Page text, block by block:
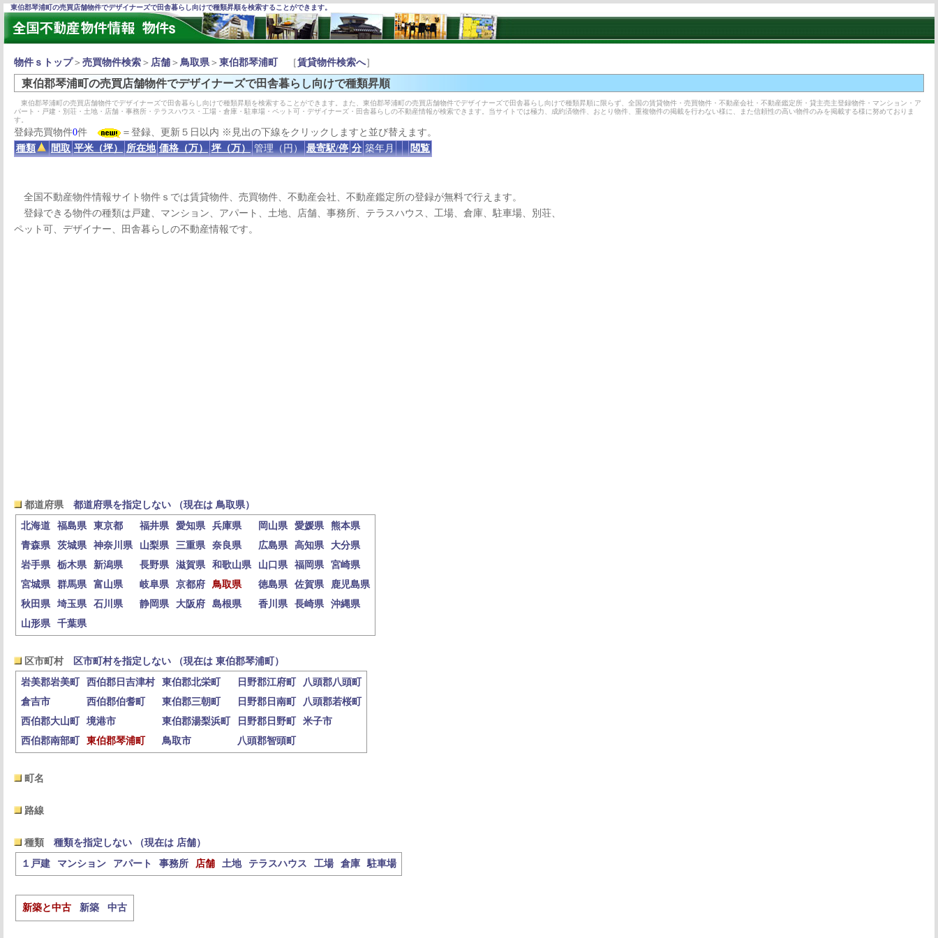
東伯郡琴浦町の売買店舗物件でデザイナーズで田舎暮らし向けで種類昇順を検索することができます。
物件ｓトップ＞ 売買物件検索 ＞ 店舗 ＞ 鳥取県＞ 東伯郡琴浦町 ［賃貸物件検索へ］
東伯郡琴浦町の売買店舗物件でデザイナーズで田舎暮らし向けで種類昇順
東伯郡琴浦町の売買店舗物件でデザイナーズで田舎暮らし向けで種類昇順を検索することができます。また、東伯郡琴浦町の売買店舗物件でデザイナーズで田舎暮らし向けで種類昇順に限らず、全国の賃貸物件・売買物件・不動産会社・不動産鑑定所・貸主売主登録物件・マンション・ア
パート・戸建・別荘・土地・店舗・事務所・テラスハウス・工場・倉庫・駐車場・ペット可・デザイナーズ・田舎暮らしの不動産情報が検索できます。当サイトでは極力、成約済物件、おとり物件、重複物件の掲載を行わない様に、また信頼性の高い物件のみを掲載する様に努めておりま
す。
登録売買物件0件
＝登録、更新５日以内 ※見出の下線をクリックしますと並び替えます。
種類
間取 平米（坪） 所在地 価格（万） 坪（万） 管理（円） 最寄駅/停 分 築年月 閲覧
全国不動産物件情報サイト物件ｓでは賃貸物件、売買物件、不動産会社、不動産鑑定所の登録が無料で行えます。
登録できる物件の種類は戸建、マンション、アパート、土地、店舗、事務所、テラスハウス、工場、倉庫、駐車場、別荘、
ペット可、デザイナー、田舎暮らしの不動産情報です。
都道府県
都道府県を指定しない （現在は 鳥取県）
北海道
福島県 東京都 福井県 愛知県 兵庫県 岡山県 愛媛県
熊本県
青森県
茨城県 神奈川県 山梨県 三重県 奈良県 広島県 高知県
大分県
岩手県
栃木県 新潟県 長野県 滋賀県 和歌山県 山口県 福岡県
宮崎県
宮城県
群馬県 富山県 岐阜県 京都府 鳥取県 徳島県 佐賀県
鹿児島県
秋田県
埼玉県 石川県 静岡県 大阪府 島根県 香川県 長崎県
沖縄県
山形県
千葉県
区市町村
区市町村を指定しない （現在は 東伯郡琴浦町）
岩美郡岩美町
西伯郡日吉津村 東伯郡北栄町 日野郡江府町
八頭郡八頭町
倉吉市
西伯郡伯耆町 東伯郡三朝町 日野郡日南町
八頭郡若桜町
西伯郡大山町
境港市 東伯郡湯梨浜町 日野郡日野町
米子市
西伯郡南部町
東伯郡琴浦町 鳥取市 八頭郡智頭町
町名
路線
種類
種類を指定しない （現在は 店舗）
１戸建
マンション アパート 事務所 店舗 土地 テラスハウス 工場 倉庫 駐車場
新築と中古 新築 中古